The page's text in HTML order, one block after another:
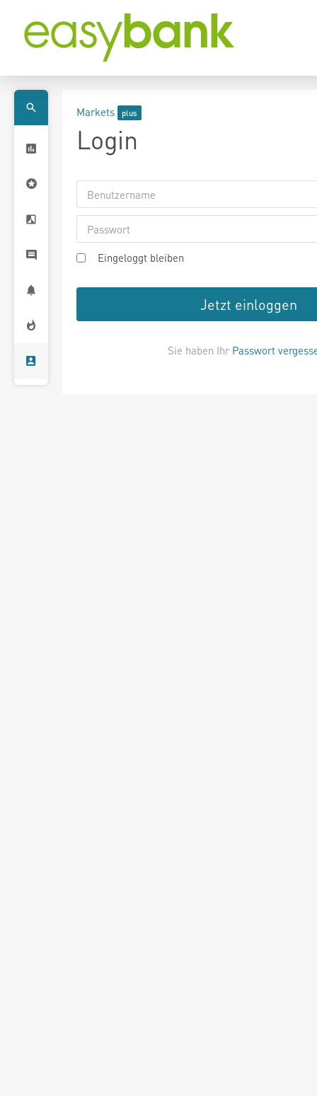
Markets
Login
Eingeloggt bleiben
Jetzt einloggen
Sie haben Ihr Passwort